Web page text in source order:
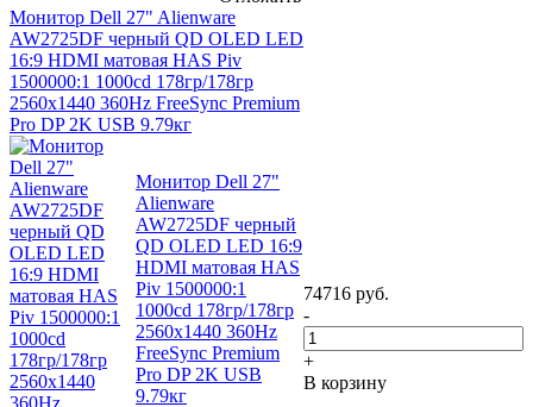
Монитор Dell 27" Alienware
AW2725DF черный QD OLED LED
16:9 HDMI матовая HAS Piv
1500000:1 1000cd 178гр/178гр
2560x1440 360Hz FreeSync Premium
Pro DP 2K USB 9.79кг
Монитор Dell 27"
Alienware
AW2725DF черный
QD OLED LED 16:9
HDMI матовая HAS
Piv 1500000:1
1000cd 178гр/178гр
2560x1440 360Hz
FreeSync Premium
Pro DP 2K USB
9.79кг
74716 руб.
-
+
В корзину